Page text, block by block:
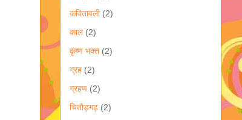
कवितावली (2)
काल (2)
कृष्ण भक्त (2)
ग्रह (2)
ग्रहण (2)
चितौड़गढ़ (2)